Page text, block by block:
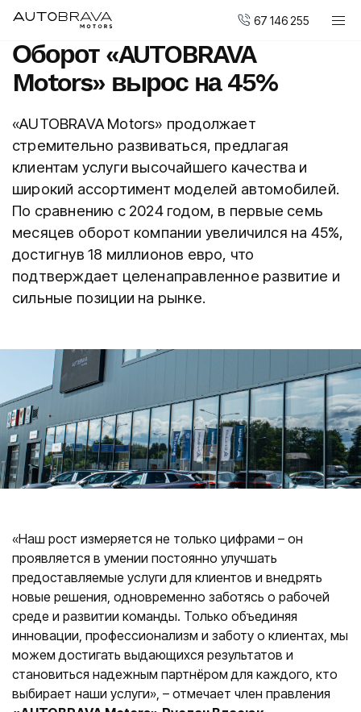
67 146 255
Автомобили
Мотоциклы DUCATI
Новые авто
Малопользованные авто
Сервис и обслуживание
Центр ремонта кузовов
AUTOBRAVA Motors
Для предприятий
Вакансии
Салоны
ул. К. Улманя гатве, 96
CUPRA Garage un XPENG
ул. Краста, 42
CUPRA, SEAT, MG un mazlietoti auto
Помощь на дороге
Оборот «AUTOBRAVA
Motors» вырос на 45%
«AUTOBRAVA Motors» продолжает
стремительно развиваться, предлагая
клиентам услуги высочайшего качества и
широкий ассортимент моделей автомобилей.
По сравнению с 2024 годом, в первые семь
месяцев оборот компании увеличился на 45%,
достигнув 18 миллионов евро, что
подтверждает целенаправленное развитие и
сильные позиции на рынке.
«Наш рост измеряется не только цифрами – он
проявляется в умении постоянно улучшать
предоставляемые услуги для клиентов и внедрять
новые решения, одновременно заботясь о рабочей
среде и развитии команды. Только объединяя
инновации, профессионализм и заботу о клиентах, мы
можем достигать выдающихся результатов и
становиться надежным партнёром для каждого, кто
выбирает наши услуги», – отмечает член правления